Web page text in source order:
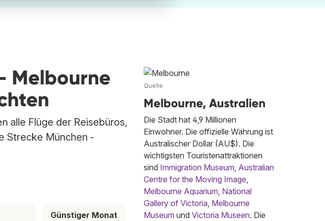
Melbourne
alle Flüge der Reisebüros,
Strecke München -
Günstiger Monat
Quelle
Melbourne, Australien
Die Stadt hat 4,9 Millionen
Einwohner. Die offizielle Währung ist
Australischer Dollar (AU$). Die
wichtigsten Touristenattraktionen
sind Immigration Museum, Australian
Centre for the Moving Image,
Melbourne Aquarium, National
Gallery of Victoria, Melbourne
Museum und Victoria Museen. Die